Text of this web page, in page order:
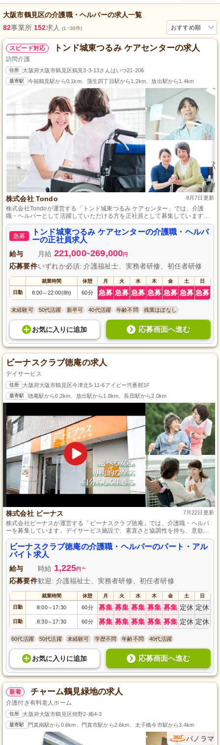
大阪市鶴見区の介護職・ヘルパーの求人一覧
おすすめ順
82事業所 152求人(1~30件)
スピード対応 トンド城東つるみ ケアセンターの求人
訪問介護
住所 大阪府大阪市鶴見区鶴見3-3-13さんはいつ21-206
最寄駅 今福鶴見駅から0.1km、蒲生四丁目駅から1.2km、放出駅から1.4km
株式会社 Tondo 8月7日更新
株式会社Tondoが運営する「トンド城東つるみ ケアセンター」では、介護
職・ヘルパーとして活躍していただける方を正社員として募集しています。
訪問介護を通じて、多くの利用者様の暮らしを支えるやりがいのある仕事で
す。経験や資格は問いませんので、未経験の方もぜひご応募ください。アッ
トホームな環境で一緒に成長していきましょう。
急募
トンド城東つるみ ケアセンターの介護職・ヘルパ
ーの正社員求人
給与 月給 221,000~269,000円
応募要件いずれか必須: 介護福祉士、実務者研修、初任者研修
就業時間 休憩 月 火 水 木 金 土 日
日勤 8:00～ 22:00(8h) 60分 急募 急募 急募 急募 急募 急募 急募
未経験可 50代活躍 新卒可 40代活躍 年齢不問 残業ほぼなし
お気に入り に追加 応募画面へ進む
ビーナスクラブ徳庵の求人
デイサービス
住所 大阪府大阪市鶴見区今津北5-11-6アイビー弐番館1F
最寄駅 徳庵駅から0.2km、放出駅から1.8km、長田駅から2.0km
株式会社 ビーナス 7月22日更新
株式会社ビーナスが運営する「ビーナスクラブ徳庵」では、介護職・ヘルパ
ーを募集しています。デイサービス施設で、素直さと協調性を持ち、意欲的
に仕事に取り組む方を歓迎します。まずやってみる精神を大切に、私たちと
一緒に安心・快適なサービスを提供しましょう。パート・アルバイトとして
の働き方をご希望の方、ぜひご応募ください。
ビーナスクラブ徳庵の介護職・ヘルパーのパート・アル
バイト求人
給与 時給 1,225円 ~
応募要件歓迎: 介護福祉士、実務者研修、初任者研修
就業時間 休憩 月 火 水 木 金 土 日
日勤 8:00～ 17:30 60分 募集 募集 募集 募集 募集 定休 定休
日勤 8:30～ 17:30 60分 募集 募集 募集 募集 募集 定休 定休
60代活躍 50代活躍 未経験可 学歴不問 年齢不問 40代活躍
お気に入り に追加 応募画面へ進む
新着 チャーム鶴見緑地の求人
介護付き有料老人ホーム
住所 大阪府大阪市鶴見区焼野2-南4-3
最寄駅 門真南駅から0.6km、門真市駅から2.6km、太子橋今市駅から3.4km
パノラマ